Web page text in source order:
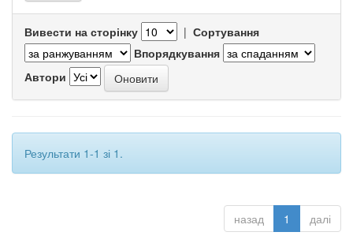
Вивести на сторінку | Сортування
Впорядкування
Автори
Результати 1-1 зі 1.
назад 1 далі